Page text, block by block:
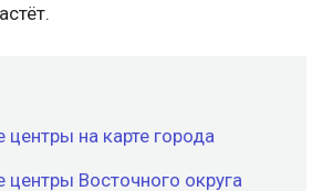
центры на карте города
центры Восточного округа